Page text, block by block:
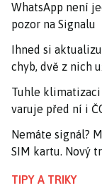
WhatsApp není
pozor na Signalu
Ihned si
chyb, dvě z nich
Tuhle
varuje před ní i
Nemáte signál?
SIM kartu. Nový
TIPY A TRIKY